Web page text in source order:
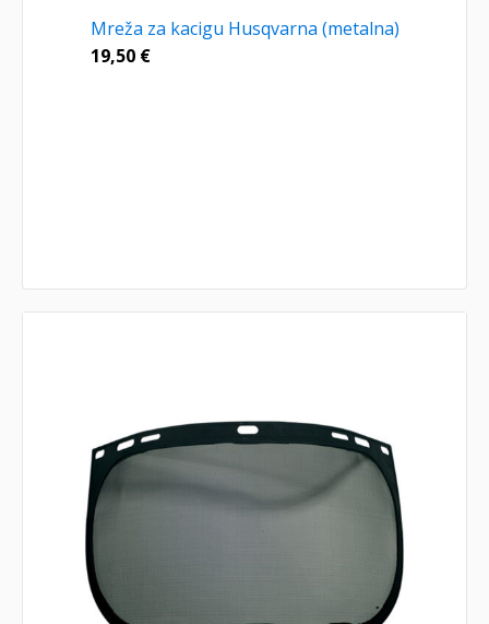
Mreža za kacigu Husqvarna (metalna)
19,50 €